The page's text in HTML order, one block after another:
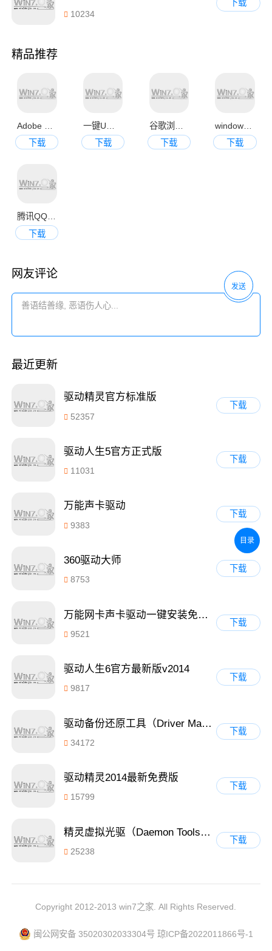
10234
下载
精品推荐
下载
下载
下载
下载
腾讯QQ2013官方正式版
下载
网友评论
发送
最近更新
驱动精灵官方标准版
52357
下载
驱动人生5官方正式版
11031
下载
万能声卡驱动
9383
下载
360驱动大师
8753
下载
万能网卡声卡驱动一键安装免费绿色版 1.0
9521
下载
驱动人生6官方最新版v2014
9817
下载
驱动备份还原工具（Driver Magician）v4.0汉化免费版
34172
下载
驱动精灵2014最新免费版
15799
下载
精灵虚拟光驱（Daemon Tools）4.49.1破解版
25238
下载
Copyright 2012-2013 win7之家. All Rights Reserved.
闽公网安备 35020302033304号 琼ICP备2022011866号-1
目录